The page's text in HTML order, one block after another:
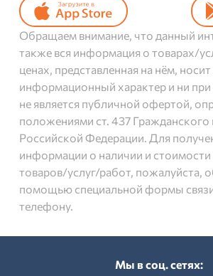
Обращаем внимание, что данный
также вся информация о товарах/
ценах, представленная на нём,
информационный характер и ни при
не является публичной офертой,
положениями ст. 437 Гражданского
Российской Федерации. Для
информации о наличии и стоимости
товаров/услуг/работ, пожалуйста,
помощью специальной формы
телефону.
Мы в соц. cетях: